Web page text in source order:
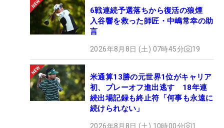
6戦連続予選落ちから復活の狼煙
入谷響を救った師匠・中嶋常幸の助
言
2026年8月8日 (土) 07時45分 19
米通算13勝の元世界1位がキャリア
初、プレーオフ進出逃す 18年連
続出場記録も終止符「何事も永遠に
続けられない」
2026年8月8日 (土) 10時00分 1